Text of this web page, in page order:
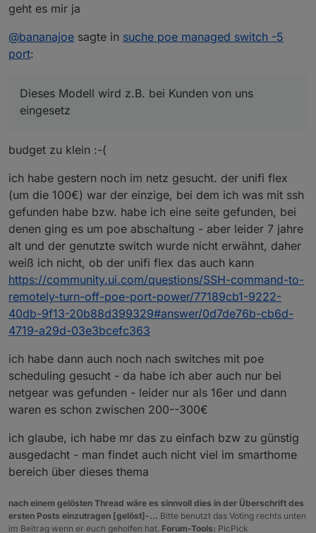
geht es mir ja
@bananajoe sagte in suche poe managed switch -5
port:
Dieses Modell wird z.B. bei Kunden von uns
eingesetz
budget zu klein :-(
ich habe gestern noch im netz gesucht. der unifi flex
(um die 100€) war der einzige, bei dem ich was mit ssh
gefunden habe bzw. habe ich eine seite gefunden, bei
denen ging es um poe abschaltung - aber leider 7 jahre
alt und der genutzte switch wurde nicht erwähnt, daher
weiß ich nicht, ob der unifi flex das auch kann
https://community.ui.com/questions/SSH-command-to-
remotely-turn-off-poe-port-power/77189cb1-9222-
40db-9f13-20b88d399329#answer/0d7de76b-cb6d-
4719-a29d-03e3bcefc363
ich habe dann auch noch nach switches mit poe
scheduling gesucht - da habe ich aber auch nur bei
netgear was gefunden - leider nur als 16er und dann
waren es schon zwischen 200--300€
ich glaube, ich habe mr das zu einfach bzw zu günstig
ausgedacht - man findet auch nicht viel im smarthome
bereich über dieses thema
nach einem gelösten Thread wäre es sinnvoll dies in der Überschrift des
ersten Posts einzutragen [gelöst]-... Bitte benutzt das Voting rechts unten
im Beitrag wenn er euch geholfen hat. Forum-Tools: PicPick